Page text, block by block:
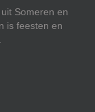
Someren en
is feesten en